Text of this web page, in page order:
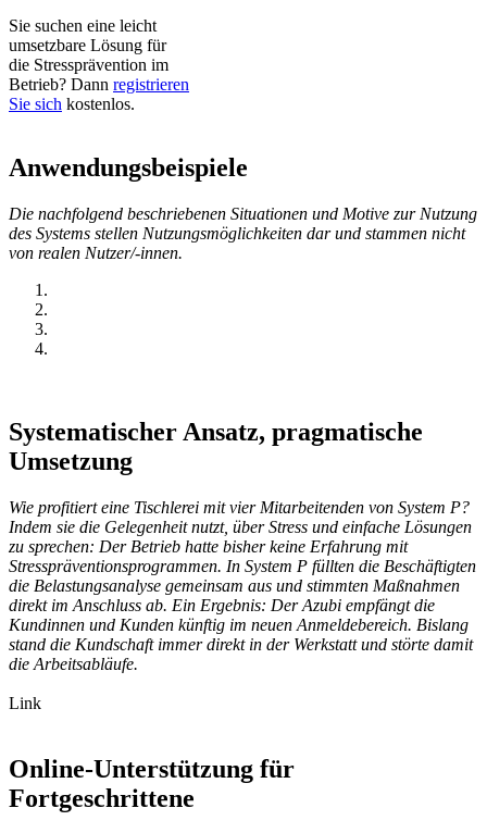
Sie suchen eine leicht
umsetzbare Lösung für
die Stressprävention im
Betrieb? Dann registrieren
Sie sich kostenlos.
Anwendungsbeispiele
Die nachfolgend beschriebenen Situationen und Motive zur Nutzung
des Systems stellen Nutzungsmöglichkeiten dar und stammen nicht
von realen Nutzer/-innen.
Systematischer Ansatz, pragmatische
Umsetzung
Wie profitiert eine Tischlerei mit vier Mitarbeitenden von System P?
Indem sie die Gelegenheit nutzt, über Stress und einfache Lösungen
zu sprechen: Der Betrieb hatte bisher keine Erfahrung mit
Stresspräventionsprogrammen. In System P füllten die Beschäftigten
die Belastungsanalyse gemeinsam aus und stimmten Maßnahmen
direkt im Anschluss ab. Ein Ergebnis: Der Azubi empfängt die
Kundinnen und Kunden künftig im neuen Anmeldebereich. Bislang
stand die Kundschaft immer direkt in der Werkstatt und störte damit
die Arbeitsabläufe.
Link
Online-Unterstützung für
Fortgeschrittene